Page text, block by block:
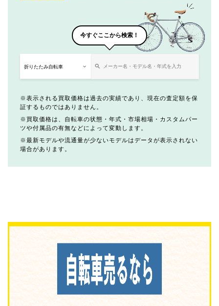
今すぐここから検索！
表示される買取価格は過去の実績であり、現在の査定額を保
証するものではありません。
買取価格は、自転車の状態・年式・市場相場・カスタムパー
ツや付属品の有無などによって変動します。
最新モデルや流通量が少ないモデルはデータが表示されない
場合があります。